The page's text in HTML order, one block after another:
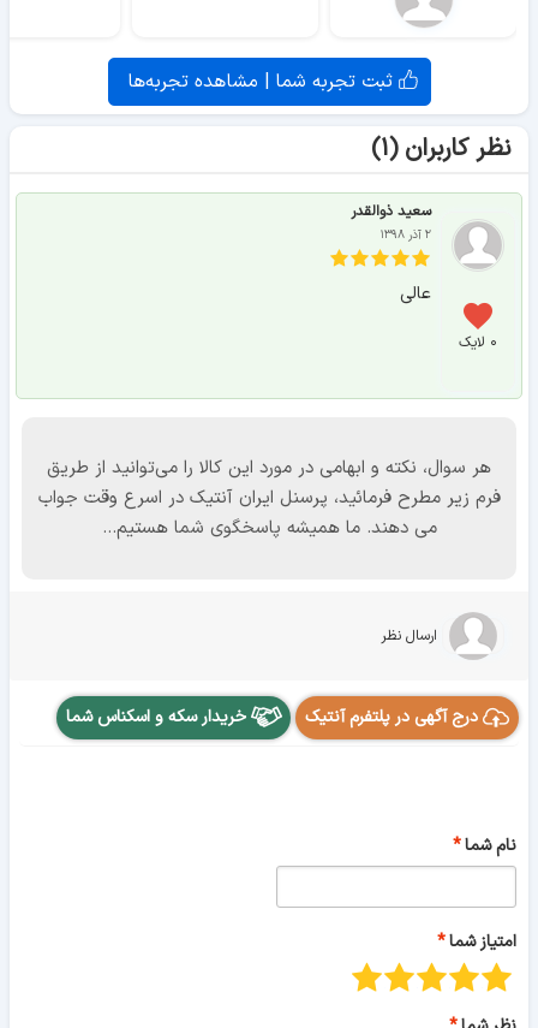
ثبت تجربه شما | مشاهده تجربه‌ها
نظر کاربران (۱)
۰ لایک
سعید ذوالقدر
۲ آذر ۱۳۹۸
عالی
هر سوال، نکته و ابهامی در مورد این کالا را می‌توانید از طریق
فرم زیر مطرح فرمائید، پرسنل ایران آنتیک در اسرع وقت جواب
می دهند. ما همیشه پاسخگوی شما هستیم...
ارسال نظر
درج آگهی در پلتفرم آنتیک خریدار سکه و اسکناس شما
نام شما
امتیاز شما